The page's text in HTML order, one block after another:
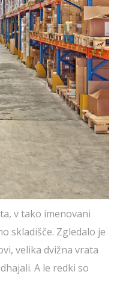
v tako imenovani
skladišče. Zgledalo je
velika dvižna vrata
A le redki so